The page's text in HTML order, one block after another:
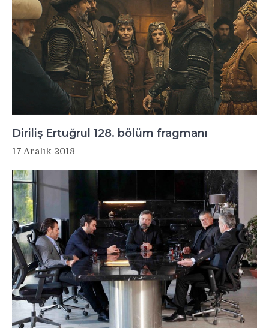
Diriliş Ertuğrul 128. bölüm fragmanı
17 Aralık 2018